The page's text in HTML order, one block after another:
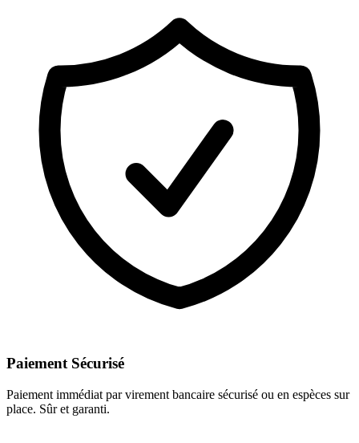
Paiement Sécurisé
Paiement immédiat par virement bancaire sécurisé ou en espèces sur
place. Sûr et garanti.